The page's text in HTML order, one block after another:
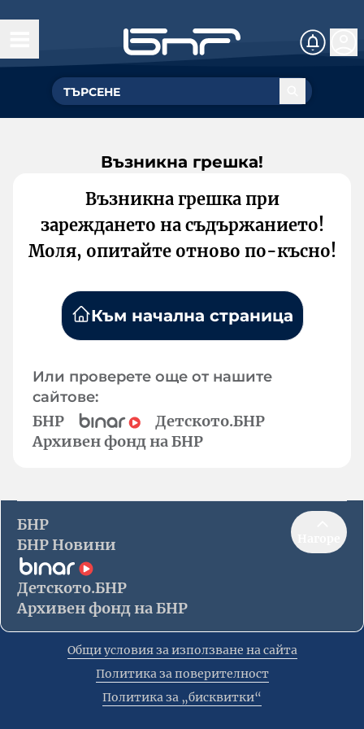
Възникна грешка!
Възникна грешка при
зареждането на съдържанието!
Моля, опитайте отново по-късно!
Към начална страница
Или проверете още от нашите
сайтове:
БНР
Детското.БНР
Архивен фонд на БНР
БНР
БНР Новини
Детското.БНР
Архивен фонд на БНР
Общи условия за използване на сайта
Политика за поверителност
Политика за „бисквитки“